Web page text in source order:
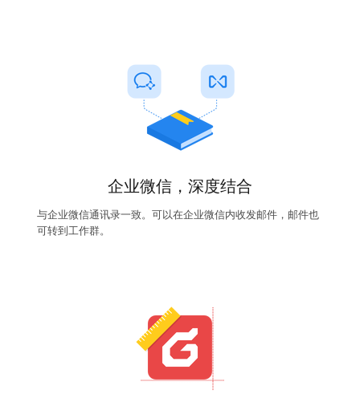
企业微信，深度结合
与企业微信通讯录一致。可以在企业微信内收发邮件，邮件也
可转到工作群。